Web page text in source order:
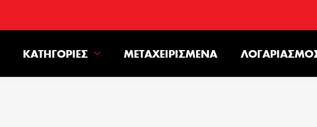
ΚΑΤΗΓΟΡΊΕΣ ΜΕΤΑΧΕΙΡΙΣΜΈΝΑ